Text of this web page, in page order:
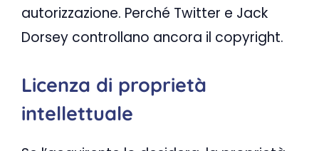
autorizzazione. Perché Twitter e Jack
Dorsey controllano ancora il copyright.
Licenza di proprietà
intellettuale